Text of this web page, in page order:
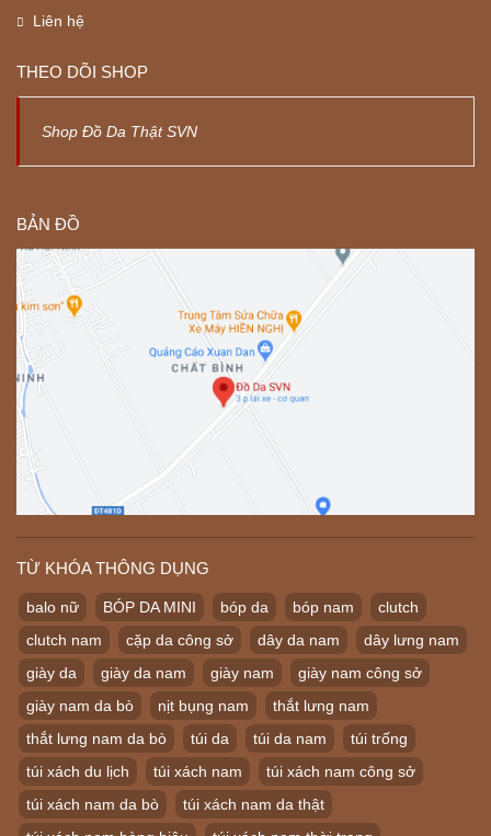
Liên hệ
THEO DÕI SHOP
Shop Đồ Da Thật SVN
BẢN ĐỒ
TỪ KHÓA THÔNG DỤNG
balo nữ BÓP DA MINI bóp da bóp nam
clutch
clutch nam
cặp da công sở dây da nam
dây lưng nam
giày da
giày da nam giày nam
giày nam công sở
giày nam da bò
nịt bụng nam
thắt lưng nam
thắt lưng nam da bò
túi da túi da nam
túi trống
túi xách du lịch
túi xách nam
túi xách nam công sở
túi xách nam da bò
túi xách nam da thật